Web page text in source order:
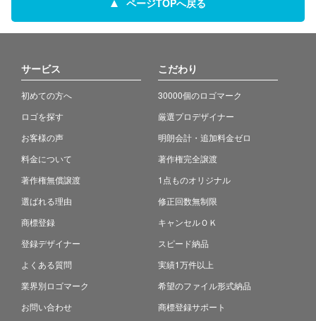
ページTOPへ戻る
サービス
初めての方へ
ロゴを探す
お客様の声
料金について
著作権無償譲渡
選ばれる理由
商標登録
登録デザイナー
よくある質問
業界別ロゴマーク
お問い合わせ
こだわり
30000個のロゴマーク
厳選プロデザイナー
明朗会計・追加料金ゼロ
著作権完全譲渡
1点ものオリジナル
修正回数無制限
キャンセルＯＫ
スピード納品
実績1万件以上
希望のファイル形式納品
商標登録サポート